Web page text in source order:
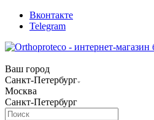
Вконтакте
Telegram
Ваш город
Санкт-Петербург
Москва
Санкт-Петербург